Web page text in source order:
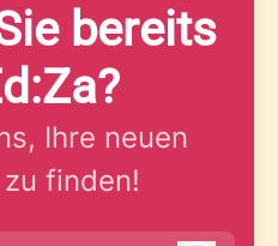
bereits
Ihre neuen
finden!